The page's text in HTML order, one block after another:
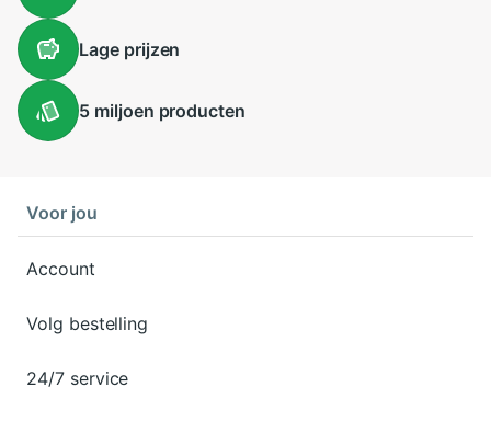
Lageprijzen
5 miljoen producten
Voor jou
Account
Volg bestelling
24/7 service